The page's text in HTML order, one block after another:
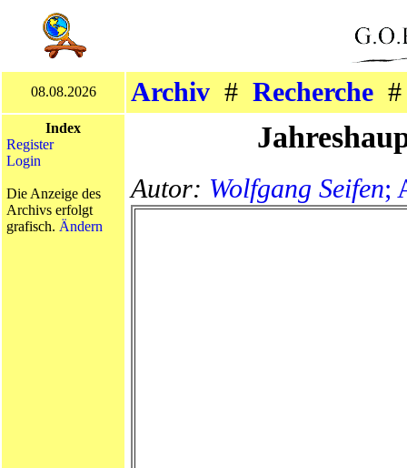
08.08.2026 Archiv # Recherche
Index
Register
Login
Die Anzeige des
Archivs erfolgt
grafisch. Ändern
Autor: Wolfgang Seifen;